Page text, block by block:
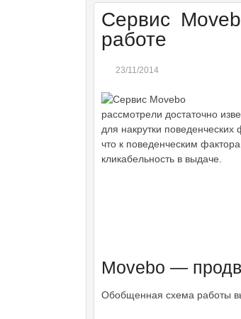
Сервис
работе
23/11/2014
рассмотрели достаточно
для накрутки
что к поведенческим
кликабельность в выдаче.
Movebo —
Обобщенная схема работы